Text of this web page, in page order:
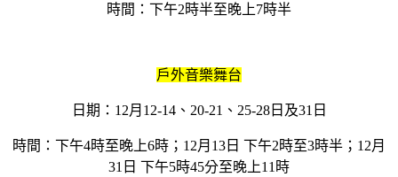
時間：下午2時半至晚上7時半
戶外音樂舞台
日期：12月12-14、20-21、25-28日及31日
時間：下午4時至晚上6時；12月13日 下午2時至3時半；12月
31日 下午5時45分至晚上11時